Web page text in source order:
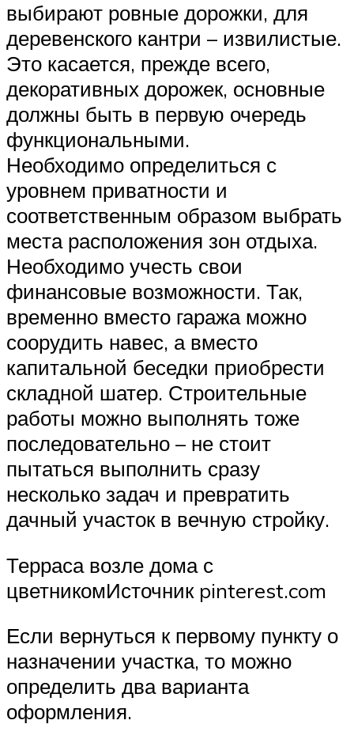
выбирают ровные дорожки, для
деревенского кантри – извилистые.
Это касается, прежде всего,
декоративных дорожек, основные
должны быть в первую очередь
функциональными.
Необходимо определиться с
уровнем приватности и
соответственным образом выбрать
места расположения зон отдыха.
Необходимо учесть свои
финансовые возможности. Так,
временно вместо гаража можно
соорудить навес, а вместо
капитальной беседки приобрести
складной шатер. Строительные
работы можно выполнять тоже
последовательно – не стоит
пытаться выполнить сразу
несколько задач и превратить
дачный участок в вечную стройку.
Терраса возле дома с
цветникомИсточник pinterest.com
Если вернуться к первому пункту о
назначении участка, то можно
определить два варианта
оформления.